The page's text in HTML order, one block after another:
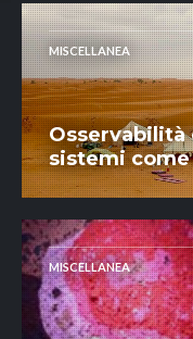
MISCELLANEA
sistemi
MISCELLANEA